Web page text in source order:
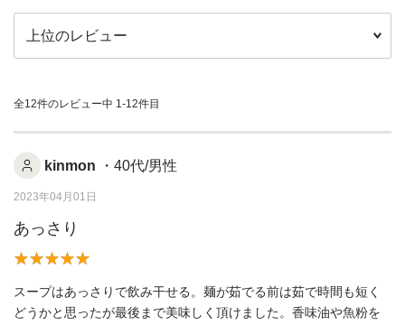
全12件のレビュー中 1-12件目
kinmon ・40代/男性
2023年04月01日
あっさり
スープはあっさりで飲み干せる。麺が茹でる前は茹で時間も短く
どうかと思ったが最後まで美味しく頂けました。香味油や魚粉を